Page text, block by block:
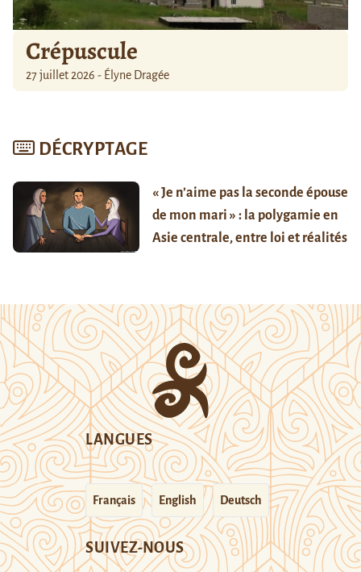
Crépuscule
27 juillet 2026 - Élyne Dragée
DÉCRYPTAGE
« Je n’aime pas la seconde épouse
de mon mari » : la polygamie en
Asie centrale, entre loi et réalités
LANGUES
Français English Deutsch
SUIVEZ-NOUS